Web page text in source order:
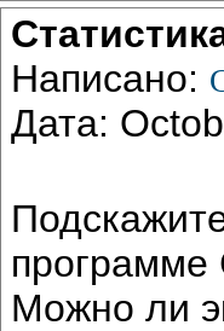
Написано:
Дата:
программе
Можно ли